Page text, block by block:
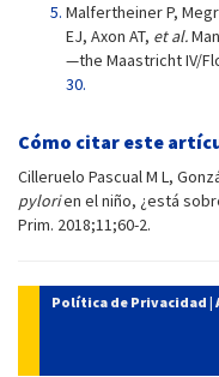
Malfertheiner P,
EJ, Axon AT, et al.
—the Maastricht IV/
30.
Cómo citar este
Cilleruelo Pascual M L,
pylorien el niño, ¿está
Prim. 2018;11;60-2.
Política de Privacidad |